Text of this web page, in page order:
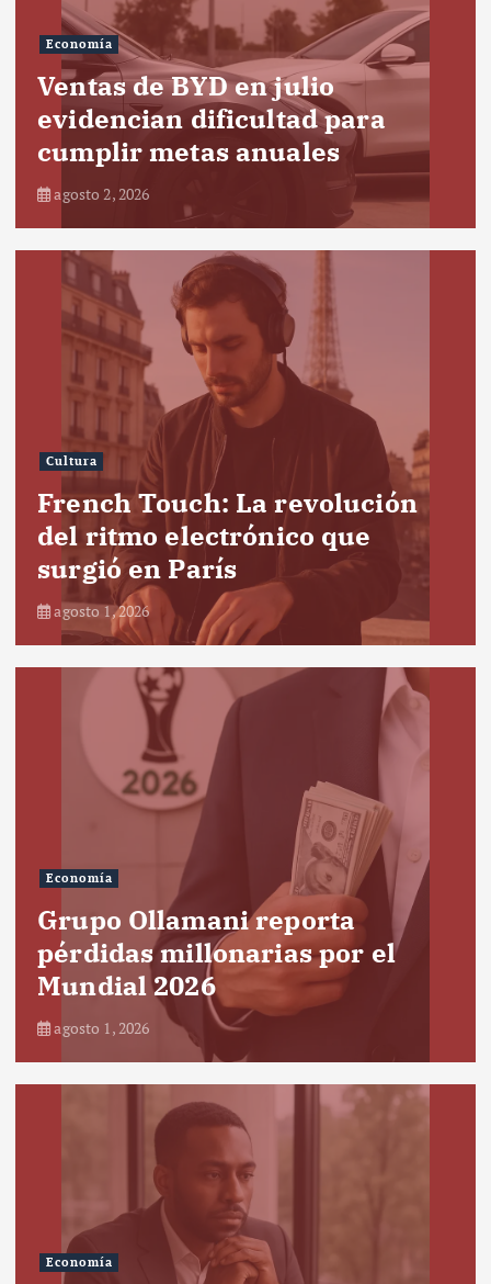
Economía
Ventas de BYD en julio
evidencian dificultad para
cumplir metas anuales
agosto 2, 2026
Cultura
French Touch: La revolución
del ritmo electrónico que
surgió en París
agosto 1, 2026
Economía
Grupo Ollamani reporta
pérdidas millonarias por el
Mundial 2026
agosto 1, 2026
Economía